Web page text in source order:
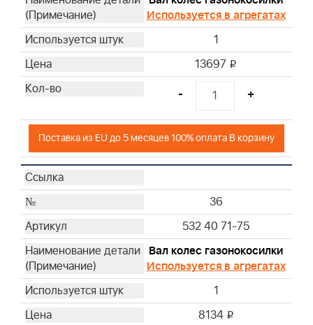
Используется в агрегатах
1
13697 i
- +
Поставка из EU до 5 месяцев 100% оплата В корзину
36
532 40 71-75
Вал колес газонокосилки
Используется в агрегатах
1
8134 i